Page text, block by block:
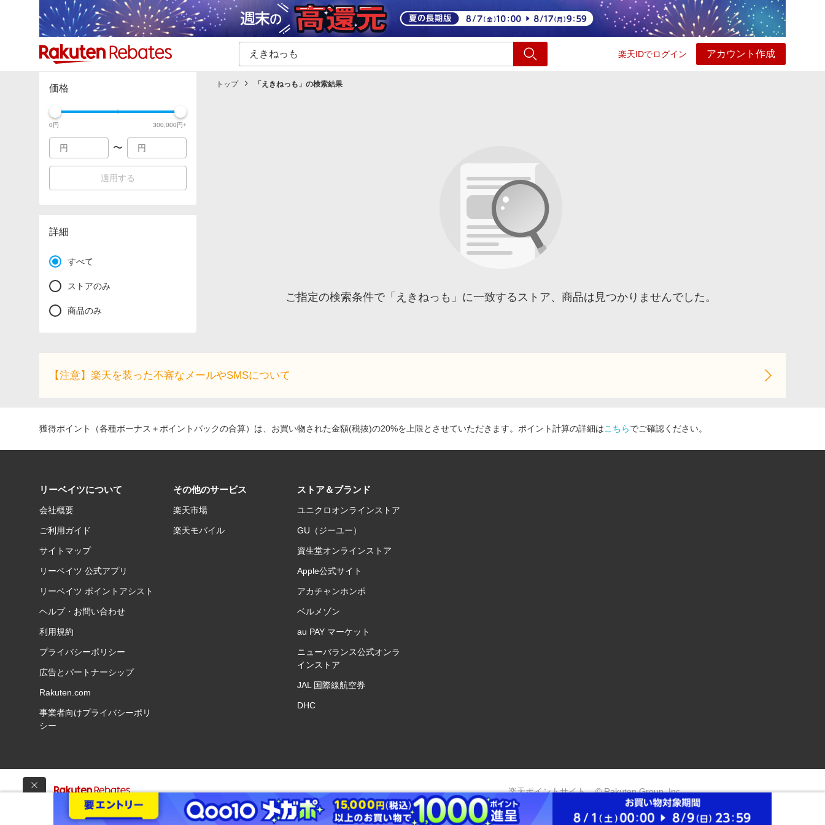
楽天IDでログイン アカウント作成
カテゴリー一覧 イベント一覧 ショッピング
価格
0円 300,000円+
〜
適用する
詳細
すべて
ストアのみ
商品のみ
トップ 「 えきねっも 」の検索結果
ご指定の検索条件で「えきねっも」に一致するストア、商品は見つかりませんでした。
【注意】楽天を装った不審なメールやSMSについて
獲得ポイント（各種ボーナス＋ポイントバックの合算）は、お買い物された金額(税抜)の20%を上限とさせていただきます。ポイント計算の詳細はこちらでご確認ください。
リーベイツについて
会社概要
ご利用ガイド
サイトマップ
リーベイツ 公式アプリ
リーベイツ ポイントアシスト
ヘルプ・お問い合わせ
利用規約
プライバシーポリシー
広告とパートナーシップ
Rakuten.com
事業者向けプライバシーポリ
シー
その他のサービス
楽天市場
楽天モバイル
ストア＆ブランド
ユニクロオンラインストア
GU（ジーユー）
資生堂オンラインストア
Apple公式サイト
アカチャンホンポ
ベルメゾン
au PAY マーケット
ニューバランス公式オンラ
インストア
JAL 国際線航空券
DHC
楽天ポイントサイト © Rakuten Group, Inc.